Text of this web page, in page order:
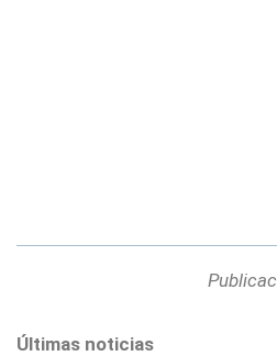
Últimas noticias